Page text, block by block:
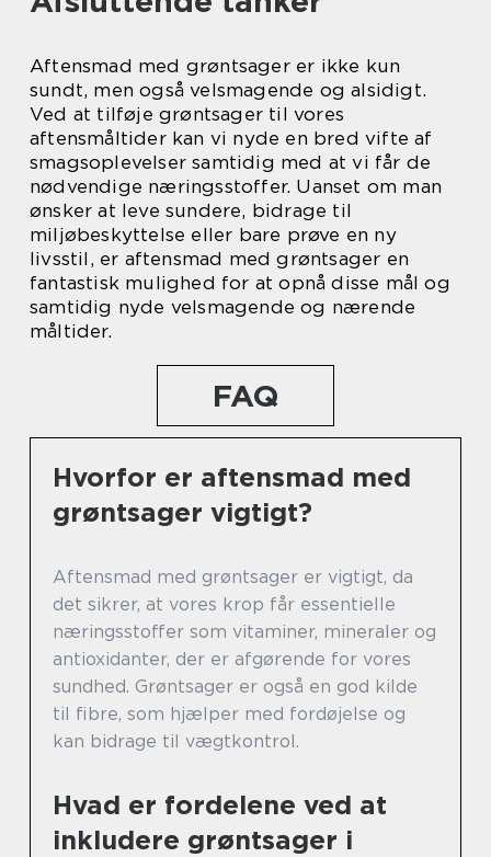
Aftensmad med grøntsager er ikke kun
sundt, men også velsmagende og alsidigt.
Ved at tilføje grøntsager til vores
aftensmåltider kan vi nyde en bred vifte af
smagsoplevelser samtidig med at vi får de
nødvendige næringsstoffer. Uanset om man
ønsker at leve sundere, bidrage til
miljøbeskyttelse eller bare prøve en ny
livsstil, er aftensmad med grøntsager en
fantastisk mulighed for at opnå disse mål og
samtidig nyde velsmagende og nærende
måltider.
FAQ
Hvorfor er aftensmad med
grøntsager vigtigt?
Aftensmad med grøntsager er vigtigt, da
det sikrer, at vores krop får essentielle
næringsstoffer som vitaminer, mineraler og
antioxidanter, der er afgørende for vores
sundhed. Grøntsager er også en god kilde
til fibre, som hjælper med fordøjelse og
kan bidrage til vægtkontrol.
Hvad er fordelene ved at
inkludere grøntsager i